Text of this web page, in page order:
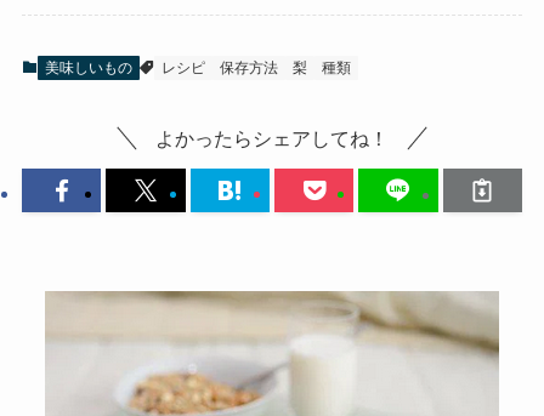
美味しいもの レシピ 保存方法 梨 種類
よかったらシェアしてね！